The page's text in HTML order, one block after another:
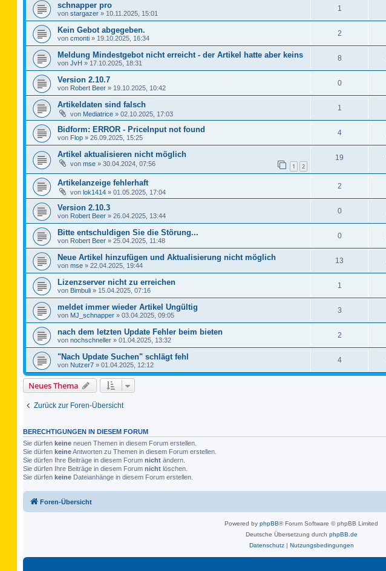
schnapper pro
von stargazer » 10.11.2025, 15:01
1
Kein Gebot abgegeben.
von cmonti » 19.10.2025, 16:34
2
Meldung Mindestgebot nicht erreicht - der Artikel hatte aber keins
von JvH » 17.10.2025, 18:31
8
Version 2.10.7
von Robert Beer » 19.10.2025, 10:42
0
Artikeldaten sind falsch
von Mediatrice » 02.10.2025, 17:03
1
Bidform: ERROR - PriceInput not found
von Flop » 26.09.2025, 15:25
4
Artikel aktualisieren nicht möglich
von mse » 30.04.2024, 07:56 1 2
19
Artikelanzeige fehlerhaft
von lok1414 » 01.05.2025, 17:04
2
Version 2.10.3
von Robert Beer » 26.04.2025, 13:44
0
Bitte entschuldigen Sie die Störung...
von Robert Beer » 25.04.2025, 11:48
0
Neue Artikel hinzufügen und Aktualisierung nicht möglich
von mse » 22.04.2025, 19:44
13
Lizenzserver nicht zu erreichen
von Bimbuli » 15.04.2025, 07:16
1
meldet immer wieder Artikel Ungültig
von MJ_schnapper » 03.04.2025, 09:05
3
nach dem letzten Update Fehler beim bieten
von nochschneller » 01.04.2025, 13:32
2
"Nach Update Suchen" schlägt fehl
von Nutzer7 » 01.04.2025, 12:12
4
Neues Thema
Zurück zur Foren-Übersicht
BERECHTIGUNGEN IN DIESEM FORUM
Sie dürfen keine neuen Themen in diesem Forum erstellen.
Sie dürfen keineAntworten zu Themen in diesem Forum erstellen.
Sie dürfen Ihre Beiträge in diesem Forum nicht ändern.
Sie dürfen Ihre Beiträge in diesem Forum nicht löschen.
Sie dürfen keine Dateianhänge in diesem Forum erstellen.
Foren-Übersicht
Powered by phpBB® Forum Software © phpBB Limited
Deutsche Übersetzung durch phpBB.de
Datenschutz| Nutzungsbedingungen